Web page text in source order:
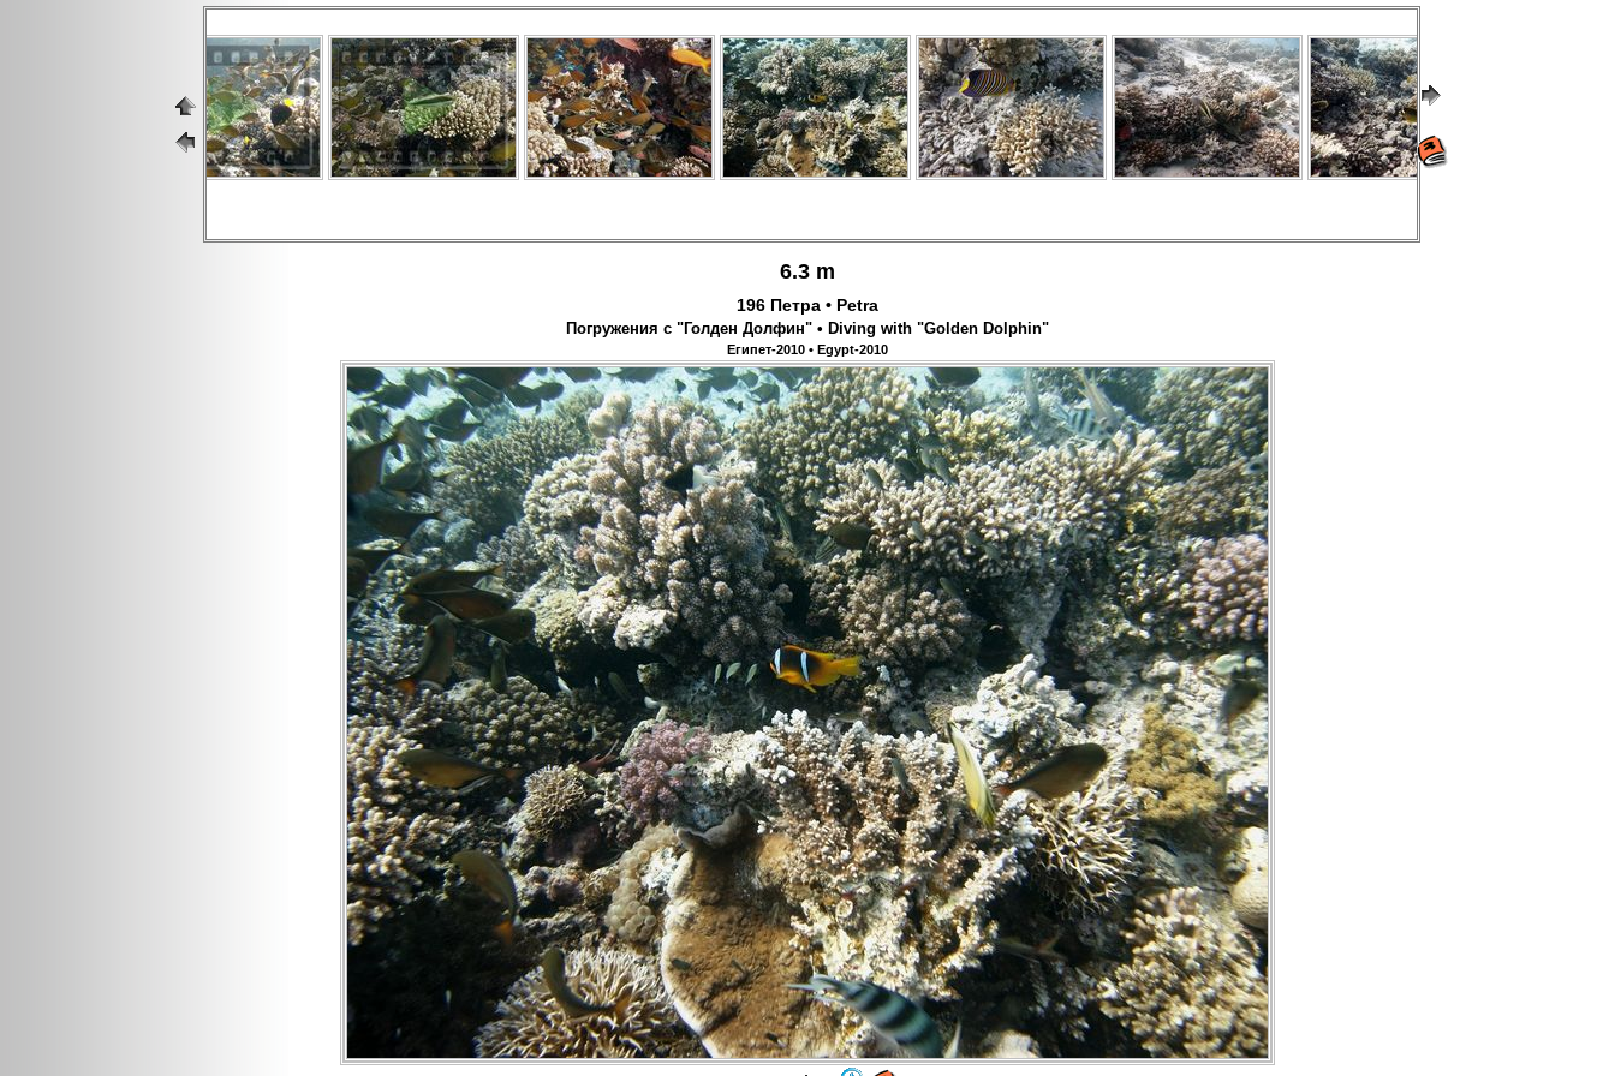
6.3 m
196 Петра • Petra
Погружения с "Голден Долфин" • Diving with "Golden Dolphin"
Египет-2010 • Egypt-2010